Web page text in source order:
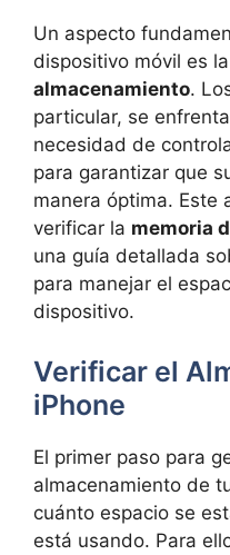
Un aspecto
dispositivo móvil es
almacenamiento.
particular, se
necesidad de
para garantizar que
manera óptima. Este
verificar la memoria
una guía detallada
para manejar el
dispositivo.
Verificar el
iPhone
El primer paso para
almacenamiento de
cuánto espacio se
está usando. Para